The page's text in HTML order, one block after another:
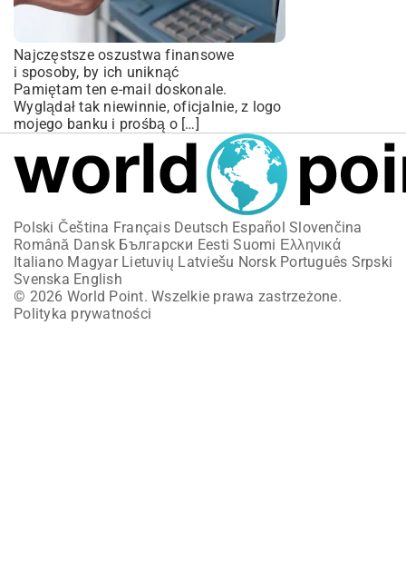
Najczęstsze oszustwa finansowe
i sposoby, by ich uniknąć
Pamiętam ten e-mail doskonale.
Wyglądał tak niewinnie, oficjalnie, z logo
mojego banku i prośbą o […]
Polski Čeština Français Deutsch Español Slovenčina
Română Dansk Български Eesti Suomi Ελληνικά
Italiano Magyar Lietuvių Latviešu Norsk Português Srpski
Svenska English
© 2026 World Point. Wszelkie prawa zastrzeżone.
Polityka prywatności